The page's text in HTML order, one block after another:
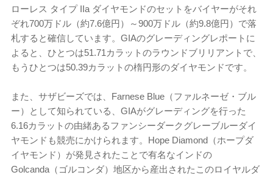
ローレス タイプ IIa ダイヤモンドのセットをバイヤーがそれ
ぞれ700万ドル（約7.6億円）～900万ドル（約9.8億円）で落
札すると確信しています。GIAのグレーディングレポートに
よると、ひとつは51.71カラットのラウンドブリリアントで、
もうひとつは50.39カラットの楕円形のダイヤモンドです。
また、サザビーズでは、Farnese Blue（ファルネーゼ・ブル
ー）として知られている、GIAがグレーディングを行った
6.16カラットの由緒あるファンシーダークグレーブルーダイ
ヤモンドも競売にかけられます。Hope Diamond（ホープダ
イヤモンド）が発見されたことで有名なインドの
Golcanda（ゴルコンダ）地区から産出されたこのロイヤルダ